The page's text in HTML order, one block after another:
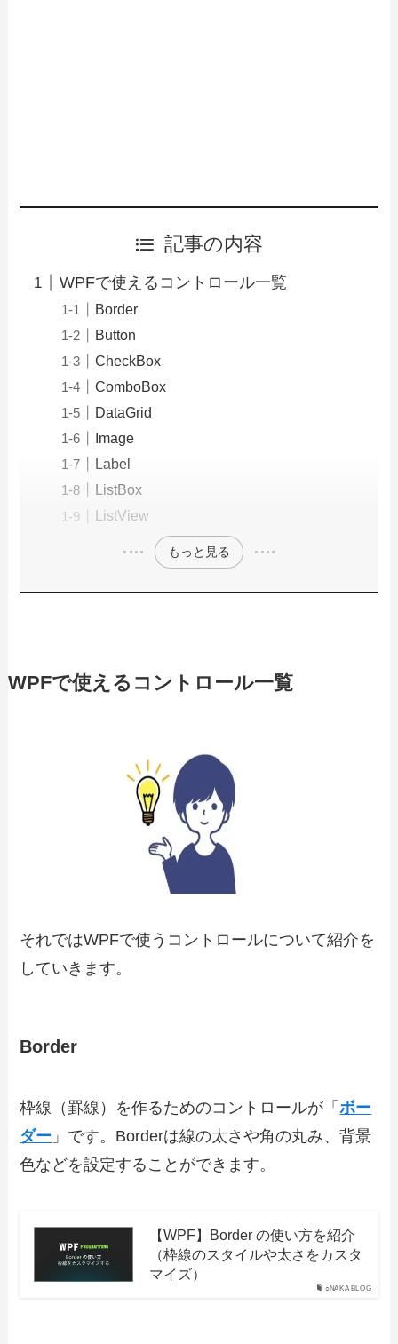
記事の内容
WPFで使えるコントロール一覧
Border
Button
CheckBox
ComboBox
DataGrid
Image
Label
ListBox
ListView
もっと見る
WPFで使えるコントロール一覧
それではWPFで使うコントロールについて紹介を
していきます。
Border
枠線（罫線）を作るためのコントロールが「ボー
ダー 」です。Borderは線の太さや角の丸み、背景
色などを設定することができます。
○NAKA BLOG
【WPF】Border の使い方を紹介
（枠線のスタイルや太さをカスタ
マイズ）